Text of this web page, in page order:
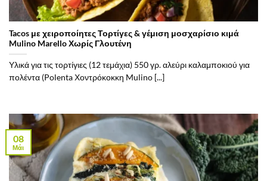
Tacos με χειροποίητες Τορτίγες & γέμιση μοσχαρίσιο κιμά
Mulino Marello Χωρίς Γλουτένη
Υλικά για τις τορτίγιες (12 τεμάχια) 550 γρ. αλεύρι καλαμποκιού για
πολέντα (Polenta Χοντρόκοκκη Mulino [...]
08
Μάι